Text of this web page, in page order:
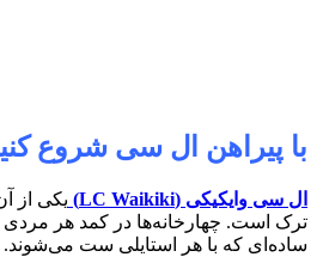
با پیراهن ال سی شروع
ال سی وایکیکی (LC Waikiki
) یکی از
ترک است. چهارخانه‌ها در کمد هر
ساده‌ای که با هر استایلی ست می‌شوند.